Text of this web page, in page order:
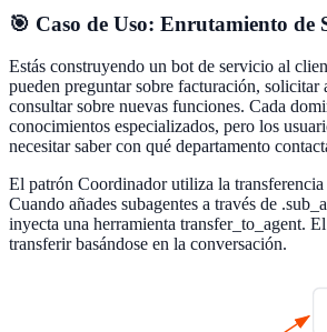
🎯 Caso de Uso: Enrutamiento de
Estás construyendo un bot de servicio al
pueden preguntar sobre facturación, solicitar
consultar sobre nuevas funciones. Cada
conocimientos especializados, pero los
necesitar saber con qué departamento
El patrón Coordinador utiliza la transferencia
Cuando añades subagentes a través de
inyecta una herramienta transfer_to_agent.
transferir basándose en la conversación.